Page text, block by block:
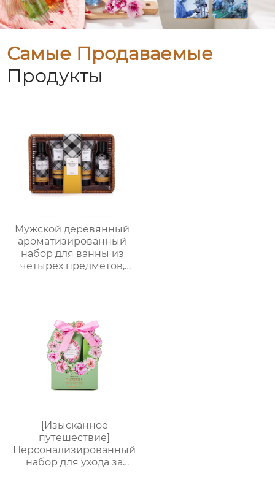
Самые Продаваемые
Продукты
Мужской деревянный
ароматизированный
набор для ванны из
четырех предметов,
подарочная коробка
для ванны для
мужчин, подарок на
День отца , парню,
мужу
[Изысканное
путешествие]
Персонализированный
набор для ухода за